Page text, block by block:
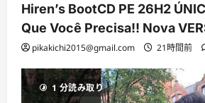
Hiren’s BootCD PE 26H2
Que Você Precisa!! Nova
pikakichi2015@gmail.com 21時間前
1 分読み取り